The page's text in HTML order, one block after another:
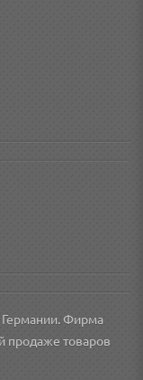
Фирма
продаже товаров